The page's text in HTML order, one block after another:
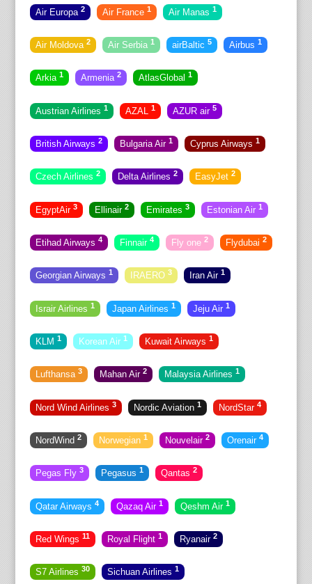
Air Europa 2 Air France 1 Air Manas 1
Air Moldova 2 Air Serbia 1 airBaltic 5 Airbus 1
Arkia 1 Armenia 2 AtlasGlobal 1
Austrian Airlines 1 AZAL 1 AZUR air 5
British Airways 2 Bulgaria Air 1 Cyprus Airways 1
Czech Airlines 2 Delta Airlines 2 EasyJet 2
EgyptAir 3 Ellinair 2 Emirates 3 Estonian Air 1
Etihad Airways 4 Finnair 4 Fly one 2 Flydubai 2
Georgian Airways 1 IRAERO 3 Iran Air 1
Israir Airlines 1 Japan Airlines 1 Jeju Air 1
KLM 1 Korean Air 1 Kuwait Airways 1
Lufthansa 3 Mahan Air 2 Malaysia Airlines 1
Nord Wind Airlines 3 Nordic Aviation 1 NordStar 4
NordWind 2 Norwegian 1 Nouvelair 2 Orenair 4
Pegas Fly 3 Pegasus 1 Qantas 2
Qatar Airways 4 Qazaq Air 1 Qeshm Air 1
Red Wings 11 Royal Flight 1 Ryanair 2
S7 Airlines 30 Sichuan Airlines 1